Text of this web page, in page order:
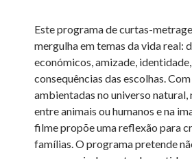
Este programade curtas-
mergulha em temas da vida real:
económicos, amizade,
consequências das escolhas.
ambientadas no universo natural,
entre animais ou humanos e na
filme propõe uma reflexão para
famílias. O programa pretende